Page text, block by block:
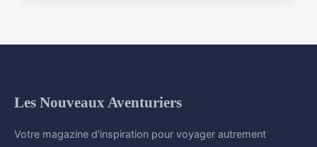
Les Nouveaux Aventuriers
Votre magazine d'inspiration pour voyager autrement